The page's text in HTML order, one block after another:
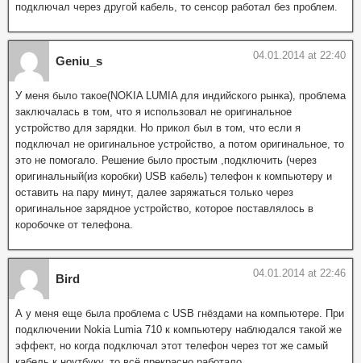
подключал через другой кабель, то сенсор работал без проблем.
Geniu_s 04.01.2014 at 22:40
У меня было такое(NOKIA LUMIA для индийского рынка), проблема
заключалась в том, что я использовал не оригинальное
устройство для зарядки. Но прикол был в том, что если я
подключал не оригинальное устройство, а потом оригинальное, то
это не помогало. Решение было простым ,подключить (через
оригинальный(из коробки) USB кабель) телефон к компьютеру и
оставить на пару минут, далее заряжаться только через
оригинальное зарядное устройство, которое поставлялось в
коробочке от телефона.
Bird 04.01.2014 at 22:46
А у меня еще была проблема с USB гнёздами на компьютере. При
подключении Nokia Lumia 710 к компьютеру наблюдался такой же
эффект, но когда подключал этот телефон через тот же самый